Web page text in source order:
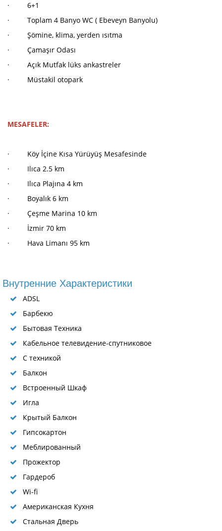
· 6+1
· Toplam 4 Banyo WC ( Ebeveyn Banyolu)
· Şömine, klima, yerden ısıtma
· Çamaşır Odası
· Açık Mutfak lüks ankastreler
· Müstakil otopark
MESAFELER:
· Köy İçine Kısa Yürüyüş Mesafesinde
· Ilıca 2.5 km
· Ilıca Plajına 4 km
· Boyalık 6 km
· Çeşme Marina 10 km
· İzmir 70 km
· Hava Limanı 95 km
Внутренние Характеристики
ADSL
Барбекю
Бытовая Техника
Кабельное телевидение-спутниковое
С техникой
Балкон
Встроенный Шкаф
Игла
Крытый Балкон
Гипсокартон
Меблированный
Прожектор
Гардероб
Wi-fi
Американская Кухня
Стальная Дверь